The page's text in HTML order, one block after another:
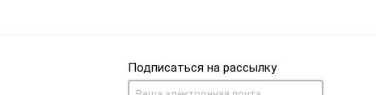
Подписаться на рассылку